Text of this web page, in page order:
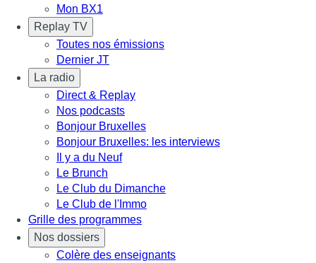
Mon BX1
Replay TV
Toutes nos émissions
Dernier JT
La radio
Direct & Replay
Nos podcasts
Bonjour Bruxelles
Bonjour Bruxelles: les interviews
Il y a du Neuf
Le Brunch
Le Club du Dimanche
Le Club de l'Immo
Grille des programmes
Nos dossiers
Colère des enseignants